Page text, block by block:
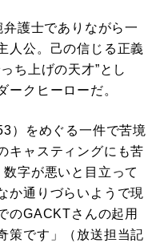
護士でありながら一
人公。己の信じる正義
ち上げの天才”とし
ークヒーローだ。
）をめぐる一件で苦境
キャスティングにも苦
字が悪いと目立って
か通りづらいようで現
のGACKTさんの起用
策です」（放送担当記